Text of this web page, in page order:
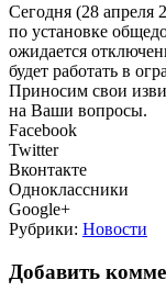
Сегодня (28 апреля
по установке
ожидается
будет работать в
Приносим свои
на Ваши вопросы.
Facebook
Twitter
Вконтакте
Одноклассники
Google+
Рубрики: Новости
Добавить